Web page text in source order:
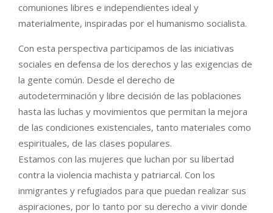
comuniones libres e independientes ideal y
materialmente, inspiradas por el humanismo socialista.
Con esta perspectiva participamos de las iniciativas
sociales en defensa de los derechos y las exigencias de
la gente común. Desde el derecho de
autodeterminación y libre decisión de las poblaciones
hasta las luchas y movimientos que permitan la mejora
de las condiciones existenciales, tanto materiales como
espirituales, de las clases populares.
Estamos con las mujeres que luchan por su libertad
contra la violencia machista y patriarcal. Con los
inmigrantes y refugiados para que puedan realizar sus
aspiraciones, por lo tanto por su derecho a vivir donde